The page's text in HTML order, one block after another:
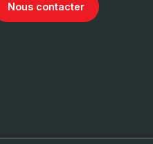
Nous contacter